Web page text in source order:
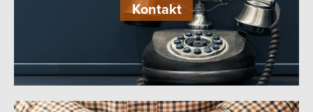
Kontakt